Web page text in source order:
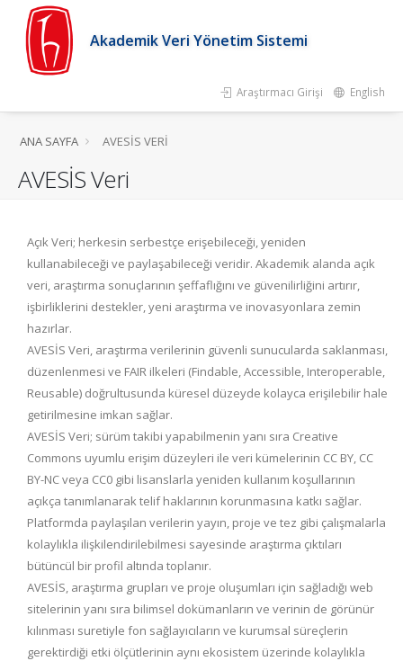
Akademik Veri Yönetim Sistemi
Araştırmacı Girişi English
ANA SAYFA AVESİS VERI
AVESİS Veri
Açık Veri; herkesin serbestçe erişebileceği, yeniden
kullanabileceği ve paylaşabileceği veridir. Akademik alanda açık
veri, araştırma sonuçlarının şeffaflığını ve güvenilirliğini artırır,
işbirliklerini destekler, yeni araştırma ve inovasyonlara zemin
hazırlar.
AVESİS Veri, araştırma verilerinin güvenli sunucularda saklanması,
düzenlenmesi ve FAIR ilkeleri (Findable, Accessible, Interoperable,
Reusable) doğrultusunda küresel düzeyde kolayca erişilebilir hale
getirilmesine imkan sağlar.
AVESİS Veri; sürüm takibi yapabilmenin yanı sıra Creative
Commons uyumlu erişim düzeyleri ile veri kümelerinin CC BY, CC
BY-NC veya CC0 gibi lisanslarla yeniden kullanım koşullarının
açıkça tanımlanarak telif haklarının korunmasına katkı sağlar.
Platformda paylaşılan verilerin yayın, proje ve tez gibi çalışmalarla
kolaylıkla ilişkilendirilebilmesi sayesinde araştırma çıktıları
bütüncül bir profil altında toplanır.
AVESİS, araştırma grupları ve proje oluşumları için sağladığı web
sitelerinin yanı sıra bilimsel dokümanların ve verinin de görünür
kılınması suretiyle fon sağlayıcıların ve kurumsal süreçlerin
gerektirdiği etki ölçütlerinin aynı ekosistem üzerinde kolaylıkla